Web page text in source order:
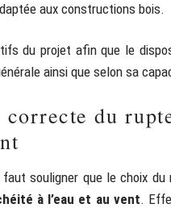
aux constructions bois.
du projet afin que le
ainsi que selon sa
du
souligner que le choix
à l’eau et au vent.